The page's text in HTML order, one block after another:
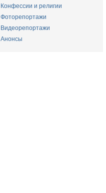
Конфессии и религии
Фоторепортажи
Видеорепортажи
Анонсы